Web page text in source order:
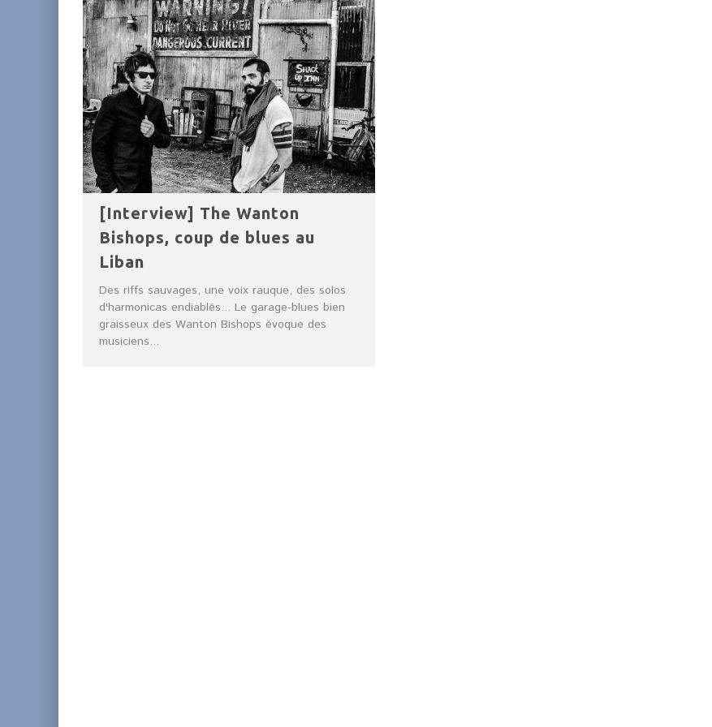
[Interview] The Wanton
Bishops, coup de blues au
Liban
Des riffs sauvages, une voix rauque, des solos
d'harmonicas endiablés... Le garage-blues bien
graisseux des Wanton Bishops évoque des
musiciens...